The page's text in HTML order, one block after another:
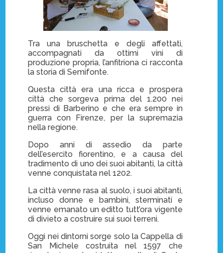
Tra una bruschetta e degli affettati,
accompagnati da ottimi vini di
produzione propria, l’anfitriona ci racconta
la storia di Semifonte.
Questa città era una ricca e prospera
città che sorgeva prima del 1.200 nei
pressi di Barberino e che era sempre in
guerra con Firenze, per la supremazia
nella regione.
Dopo anni di assedio da parte
dell’esercito fiorentino, e a causa del
tradimento di uno dei suoi abitanti, la città
venne conquistata nel 1202.
La città venne rasa al suolo, i suoi abitanti,
incluso donne e bambini, sterminati e
venne emanato un editto tutt’ora vigente
di divieto a costruire sui suoi terreni.
Oggi nei dintorni sorge solo la Cappella di
San Michele costruita nel 1597 che